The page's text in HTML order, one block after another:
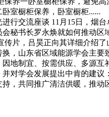
室橱柜保养，卧室橱柜......
行交流座谈 11月15日，烟
秘书长罗永焕就如何推动
片，吕昊正向其详细介绍
，山东省区域能源学会主
因地制宜、按需供应、多源互
对学会发展提出中肯的建
，共同推广清洁供暖，推动